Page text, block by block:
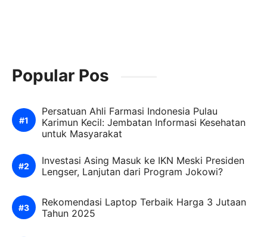
Popular Pos
Persatuan Ahli Farmasi Indonesia Pulau
Karimun Kecil: Jembatan Informasi Kesehatan
untuk Masyarakat
Investasi Asing Masuk ke IKN Meski Presiden
Lengser, Lanjutan dari Program Jokowi?
Rekomendasi Laptop Terbaik Harga 3 Jutaan
Tahun 2025